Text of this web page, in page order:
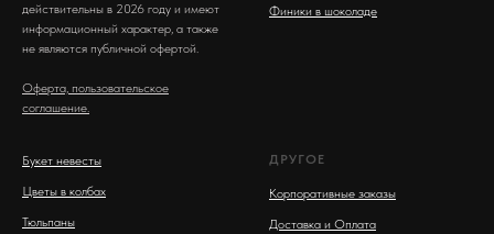
действительны в 2026 году и имеют
информационный характер, а также
не являются публичной офертой.
Оферта, пользовательское
соглашение.
Финики в шоколаде
Букет невесты
Цветы в колбах
Тюльпаны
ДРУГОЕ
Корпоративные заказы
Доставка и Оплата